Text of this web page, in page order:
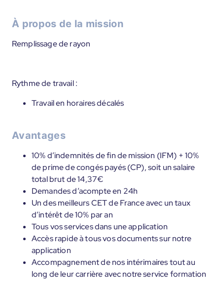
À propos de la mission
Remplissage de rayon
Rythme de travail :
Travail en horaires décalés
Avantages
10% d’indemnités de fin de mission (IFM) + 10%
de prime de congés payés (CP), soit un salaire
total brut de 14,37€
Demandes d’acompte en 24h
Un des meilleurs CET de France avec un taux
d’intérêt de 10% par an
Tous vos services dans une application
Accès rapide à tous vos documents sur notre
application
Accompagnement de nos intérimaires tout au
long de leur carrière avec notre service formation